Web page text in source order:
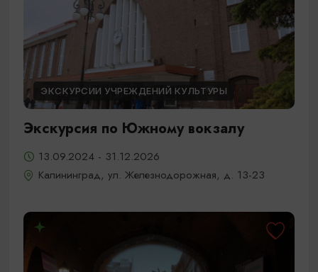
ЭКСКУРСИИ УЧРЕЖДЕНИЙ КУЛЬТУРЫ
Экскурсия по Южному вокзалу
13.09.2024 - 31.12.2026
Калининград, ул. Железнодорожная, д. 13-23